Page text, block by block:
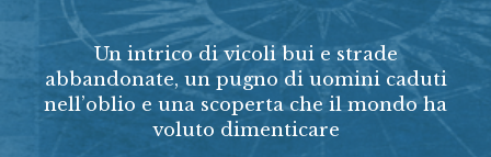
Un intrico di vicoli bui e strade
abbandonate, un pugno di uomini caduti
nell’oblio e una scoperta che il mondo ha
voluto dimenticare